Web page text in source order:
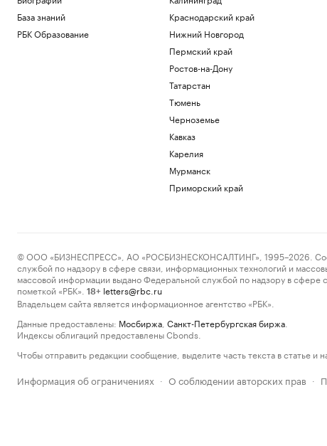
База знаний
РБК Образование
Краснодарский край
Нижний Новгород
Пермский край
Ростов-на-Дону
Татарстан
Тюмень
Черноземье
Кавказ
Карелия
Мурманск
Приморский край
© ООО «БИЗНЕСПРЕСС», АО «РОСБИЗНЕСКОНСАЛТИНГ», 1995–2026.
службой по надзору в сфере связи, информационных технологий и
массовой информации выдано Федеральной службой по надзору в
пометкой «РБК».
18+ letters@rbc.ru
Владельцем сайта является информационное агентство «РБК».
Данные предоставлены: Мосбиржа Санкт-Петербургская биржа
Индексы облигаций предоставлены Cbonds.
Чтобы отправить редакции сообщение, выделите часть текста в статье и
Информация об ограничениях · О соблюдении авторских прав ·